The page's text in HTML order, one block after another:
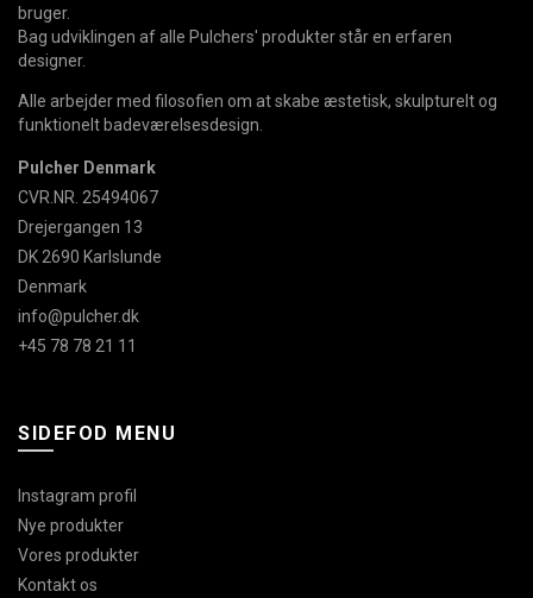
bruger.
Bag udviklingen af alle Pulchers' produkter står en erfaren
designer.
Alle arbejder med filosofien om at skabe æstetisk, skulpturelt og
funktionelt badeværelsesdesign.
Pulcher Denmark
CVR.NR. 25494067
Drejergangen 13
DK 2690 Karlslunde
Denmark
info@pulcher.dk
+45 78 78 21 11
SIDEFOD MENU
Instagram profil
Nye produkter
Vores produkter
Kontakt os